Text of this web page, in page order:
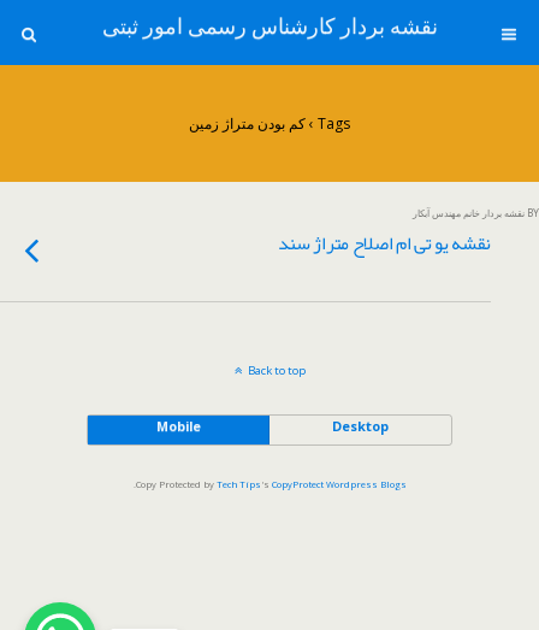
نقشه بردار کارشناس رسمی امور ثبتی
Tags › کم بودن متراژ زمین
BY نقشه بردار خانم مهندس آبکار
نقشه یو تی ام اصلاح متراژ سند
Back to top
Mobile Desktop
Copy Protected by Tech Tips 's CopyProtect Wordpress Blogs
.